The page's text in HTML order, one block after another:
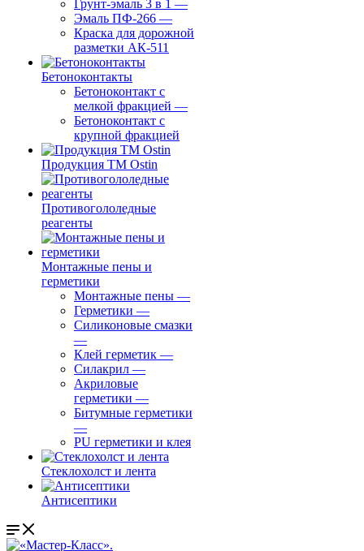
Грунт-эмаль 3 в 1 —
Эмаль ПФ-266 —
Краска для дорожной
разметки АК-511
Бетоноконтакты
Бетоноконтакт с
мелкой фракцией —
Бетоноконтакт с
крупной фракцией
Продукция ТМ Ostin
Противогололедные
реагенты
Монтажные пены и
герметики
Монтажные пены —
Герметики —
Силиконовые смазки
—
Клей герметик —
Силакрил —
Акриловые
герметики —
Битумные герметики
—
PU герметики и клея
Стеклохолст и лента
Антисептики